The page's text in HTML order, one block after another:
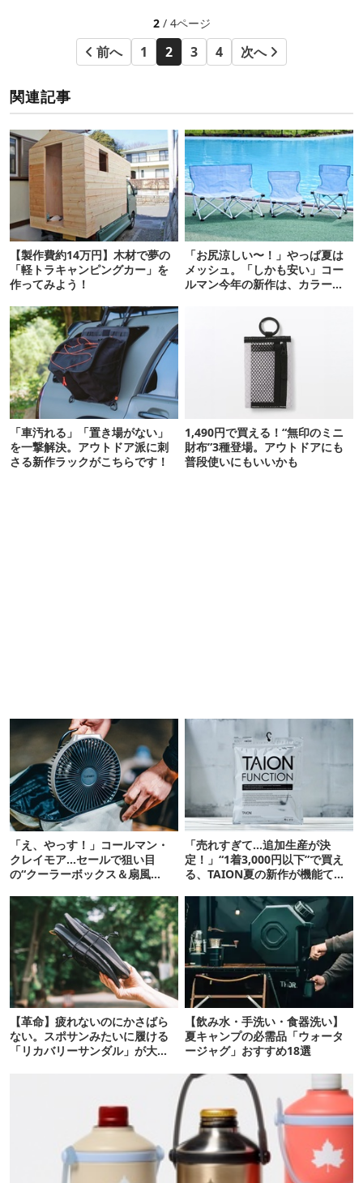
2/ 4ページ
前へ 1 2 3 4 次へ
関連記事
【製作費約14万円】木材で夢の
「軽トラキャンピングカー」を
作ってみよう！
「お尻涼しい〜！」やっぱ夏は
メッシュ。「しかも安い」コー
ルマン今年の新作は、カラーも
「車汚れる」「置き場がない」
を一撃解決。アウトドア派に刺
さる新作ラックがこちらです！
1,490円で買える！“無印のミニ
財布”3種登場。アウトドアにも
普段使いにもいいかも
「え、やっす！」コールマン・
クレイモア…セールで狙い目
の“クーラーボックス＆扇風
「売れすぎて…追加生産が決
定！」“1着3,000円以下”で買え
る、TAION夏の新作が機能てん
【革命】疲れないのにかさばら
ない。スポサンみたいに履ける
「リカバリーサンダル」が大本
【飲み水・手洗い・食器洗い】
夏キャンプの必需品「ウォータ
ージャグ」おすすめ18選